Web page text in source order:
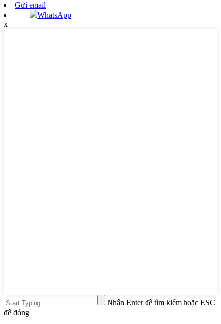
Gửi email
WhatsApp
x
Nhấn Enter để tìm kiếm hoặc ESC
để đóng